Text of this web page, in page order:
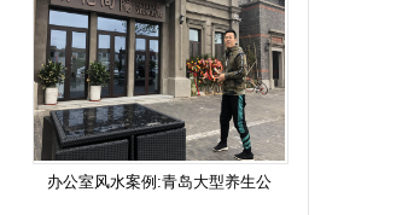
办公室风水案例:青岛大型养生公